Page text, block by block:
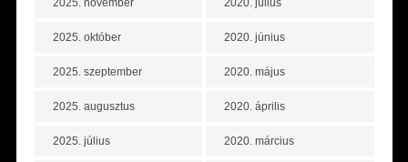
2025. november
2025. október
2025. szeptember
2025. augusztus
2025. július
2020. július
2020. június
2020. május
2020. április
2020. március